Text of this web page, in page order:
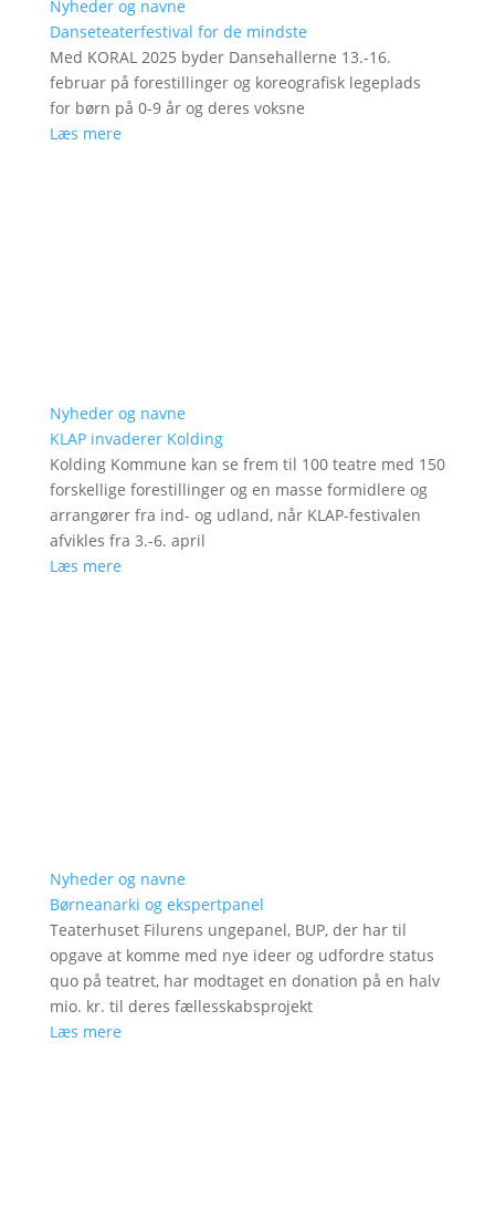
Nyheder og navne
Danseteaterfestival for de mindste
Med KORAL 2025 byder Dansehallerne 13.-16.
februar på forestillinger og koreografisk legeplads
for børn på 0-9 år og deres voksne
Læs mere
Nyheder og navne
KLAP invaderer Kolding
Kolding Kommune kan se frem til 100 teatre med 150
forskellige forestillinger og en masse formidlere og
arrangører fra ind- og udland, når KLAP-festivalen
afvikles fra 3.-6. april
Læs mere
Nyheder og navne
Børneanarki og ekspertpanel
Teaterhuset Filurens ungepanel, BUP, der har til
opgave at komme med nye ideer og udfordre status
quo på teatret, har modtaget en donation på en halv
mio. kr. til deres fællesskabsprojekt
Læs mere